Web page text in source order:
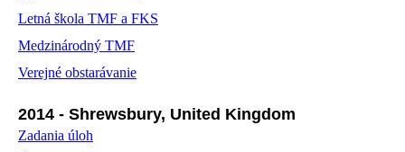
Letná škola TMF a FKS
Medzinárodný TMF
Verejné obstarávanie
2014 - Shrewsbury, United Kingdom
Zadania úloh